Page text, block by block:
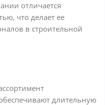
отличается
что делает ее
в строительной
длительную